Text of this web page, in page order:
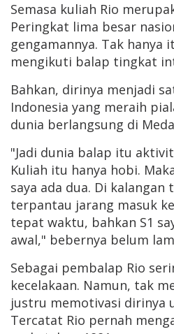
Semasa kuliah Rio
Peringkat lima besar
gengamannya. Tak hanya
mengikuti balap tingkat
Bahkan, dirinya menjadi
Indonesia yang meraih
dunia berlangsung di
"Jadi dunia balap itu
Kuliah itu hanya hobi.
saya ada dua. Di kalangan
terpantau jarang masuk
tepat waktu, bahkan S1
awal," bebernya belum
Sebagai pembalap Rio
kecelakaan. Namun, tak
justru memotivasi dirinya
Tercatat Rio pernah